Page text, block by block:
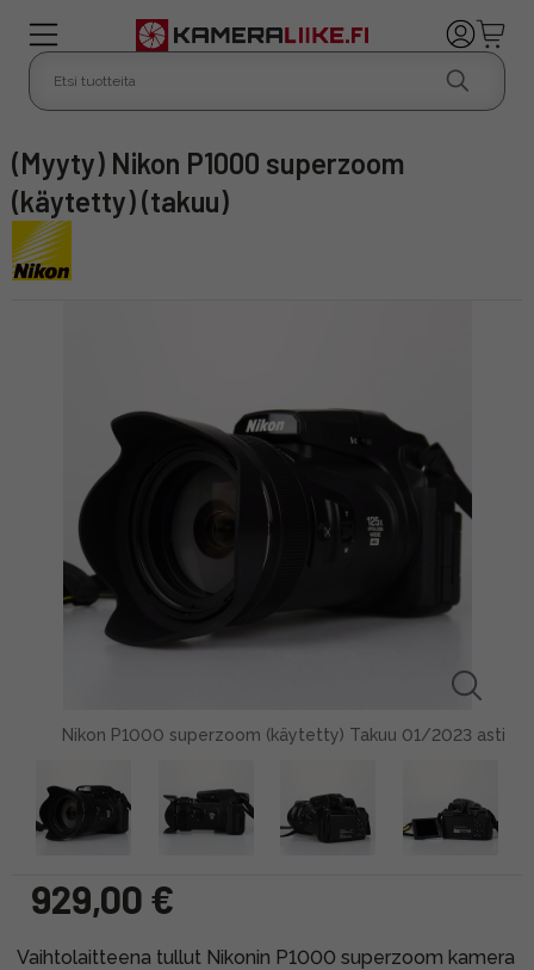
(Myyty) Nikon P1000 superzoom
(käytetty) (takuu)
Nikon P1000 superzoom (käytetty) Takuu 01/2023 asti
929,00 €
Vaihtolaitteena tullut Nikonin P1000 superzoom kamera